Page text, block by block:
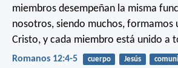
miembros desempeñan la misma
nosotros, siendo muchos, formamos
Cristo, y cada miembro está unido a
Romanos 12:4-5 cuerpo Jesús